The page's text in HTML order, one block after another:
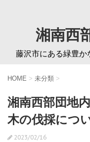
湘南西
藤沢市にある緑豊か
HOME > 未分類 >
湘南西部団地
木の伐採につ
2023/02/16